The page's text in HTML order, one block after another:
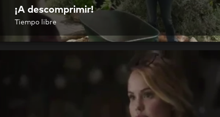
¡A descomprimir!
Tiempo libre